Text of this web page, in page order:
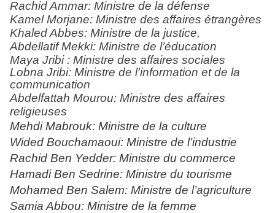
Rachid Ammar: Ministre de la défense
Kamel Morjane: Ministre des affaires étrangères
Khaled Abbes: Ministre de la justice,
Abdellatif Mekki: Ministre de l’éducation
Maya Jribi : Ministre des affaires sociales
Lobna Jribi: Ministre de l'information et de la
communication
Abdelfattah Mourou: Ministre des affaires
religieuses
Mehdi Mabrouk: Ministre de la culture
Wided Bouchamaoui: Ministre de l’industrie
Rachid Ben Yedder: Ministre du commerce
Hamadi Ben Sedrine: Ministre du tourisme
Mohamed Ben Salem: Ministre de l’agriculture
Samia Abbou: Ministre de la femme